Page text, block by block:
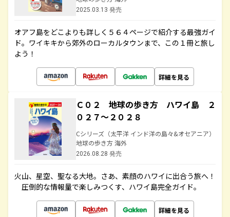
2025.03.13 発売
オアフ島をどこよりも詳しく５６４ページで紹介する最強ガイ
ド。ワイキキから郊外のローカルタウンまで、この１冊と旅し
よう！
詳細を見る
Ｃ０２ 地球の歩き方 ハワイ島 ２
０２７～２０２８
Cシリーズ（太平洋 インド洋の島々&オセアニア）
地球の歩き方 海外
2026.08.28 発売
火山、星空、聖なる大地――。さあ、素顔のハワイに出合う旅へ！
圧倒的な情報量で楽しみつくす、ハワイ島完全ガイド。
詳細を見る